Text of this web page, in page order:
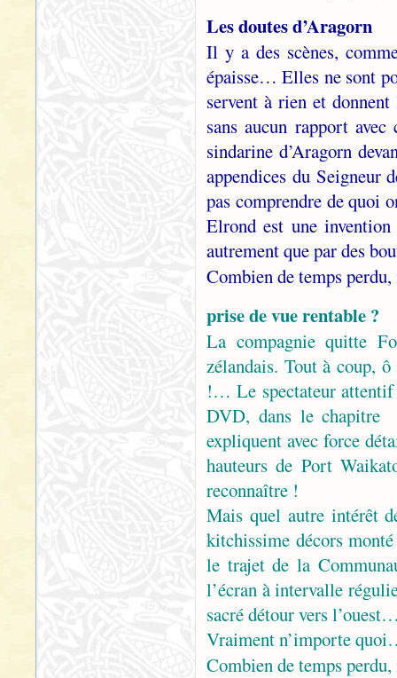
Les doutes d’Aragorn
Il y a des scènes,
épaisse… Elles ne sont
servent à rien et
sans aucun rapport
sindarine d’Aragorn
appendices du Seigneur
pas comprendre de quoi
Elrond est une
autrement que par des
Combien de temps
prise de vue rentable ?
La compagnie quitte
zélandais. Tout à coup,
!… Le spectateur attentif
DVD, dans le chapitre
expliquent avec force
hauteurs de Port
reconnaître !
Mais quel autre intérêt
kitchissime décors
le trajet de la
l’écran à intervalle
sacré détour vers
Vraiment n’importe
Combien de temps